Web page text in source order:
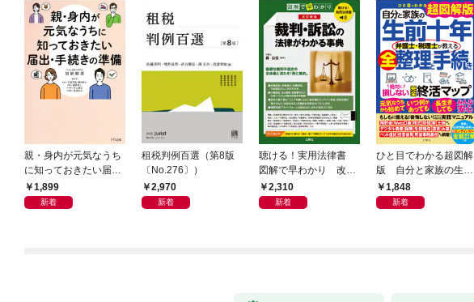
親・身内が元気なうち
に知っておきたい届
出・手続きの準備（き
ずな出版）
1,899
新着
租税判例百選（第8版
〔No.276〕）
2,970
新着
聴ける！実用法律書
図解で早わかり 改訂
新版 裁判・訴訟の法
律がわかる事典
2,310
新着
ひと目でわかる超図解
版 自分と家族の生前
十年 弁護士・税理士
が教える全整理と手続
1,848
新着